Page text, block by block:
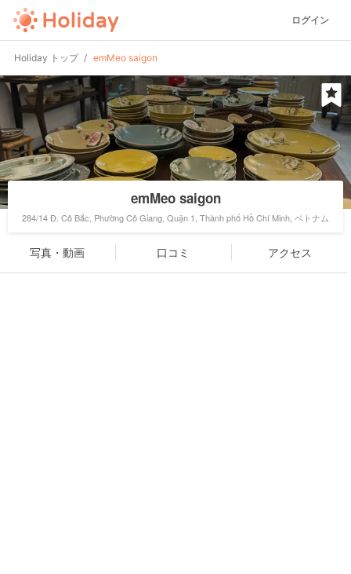
ログイン
Holiday トップ emMeo saigon
emMeo saigon
284/14 Đ. Cô Bắc, Phường Cô Giang, Quận 1, Thành phố Hồ Chí Minh, ベトナム
写真・動画 口コミ アクセス